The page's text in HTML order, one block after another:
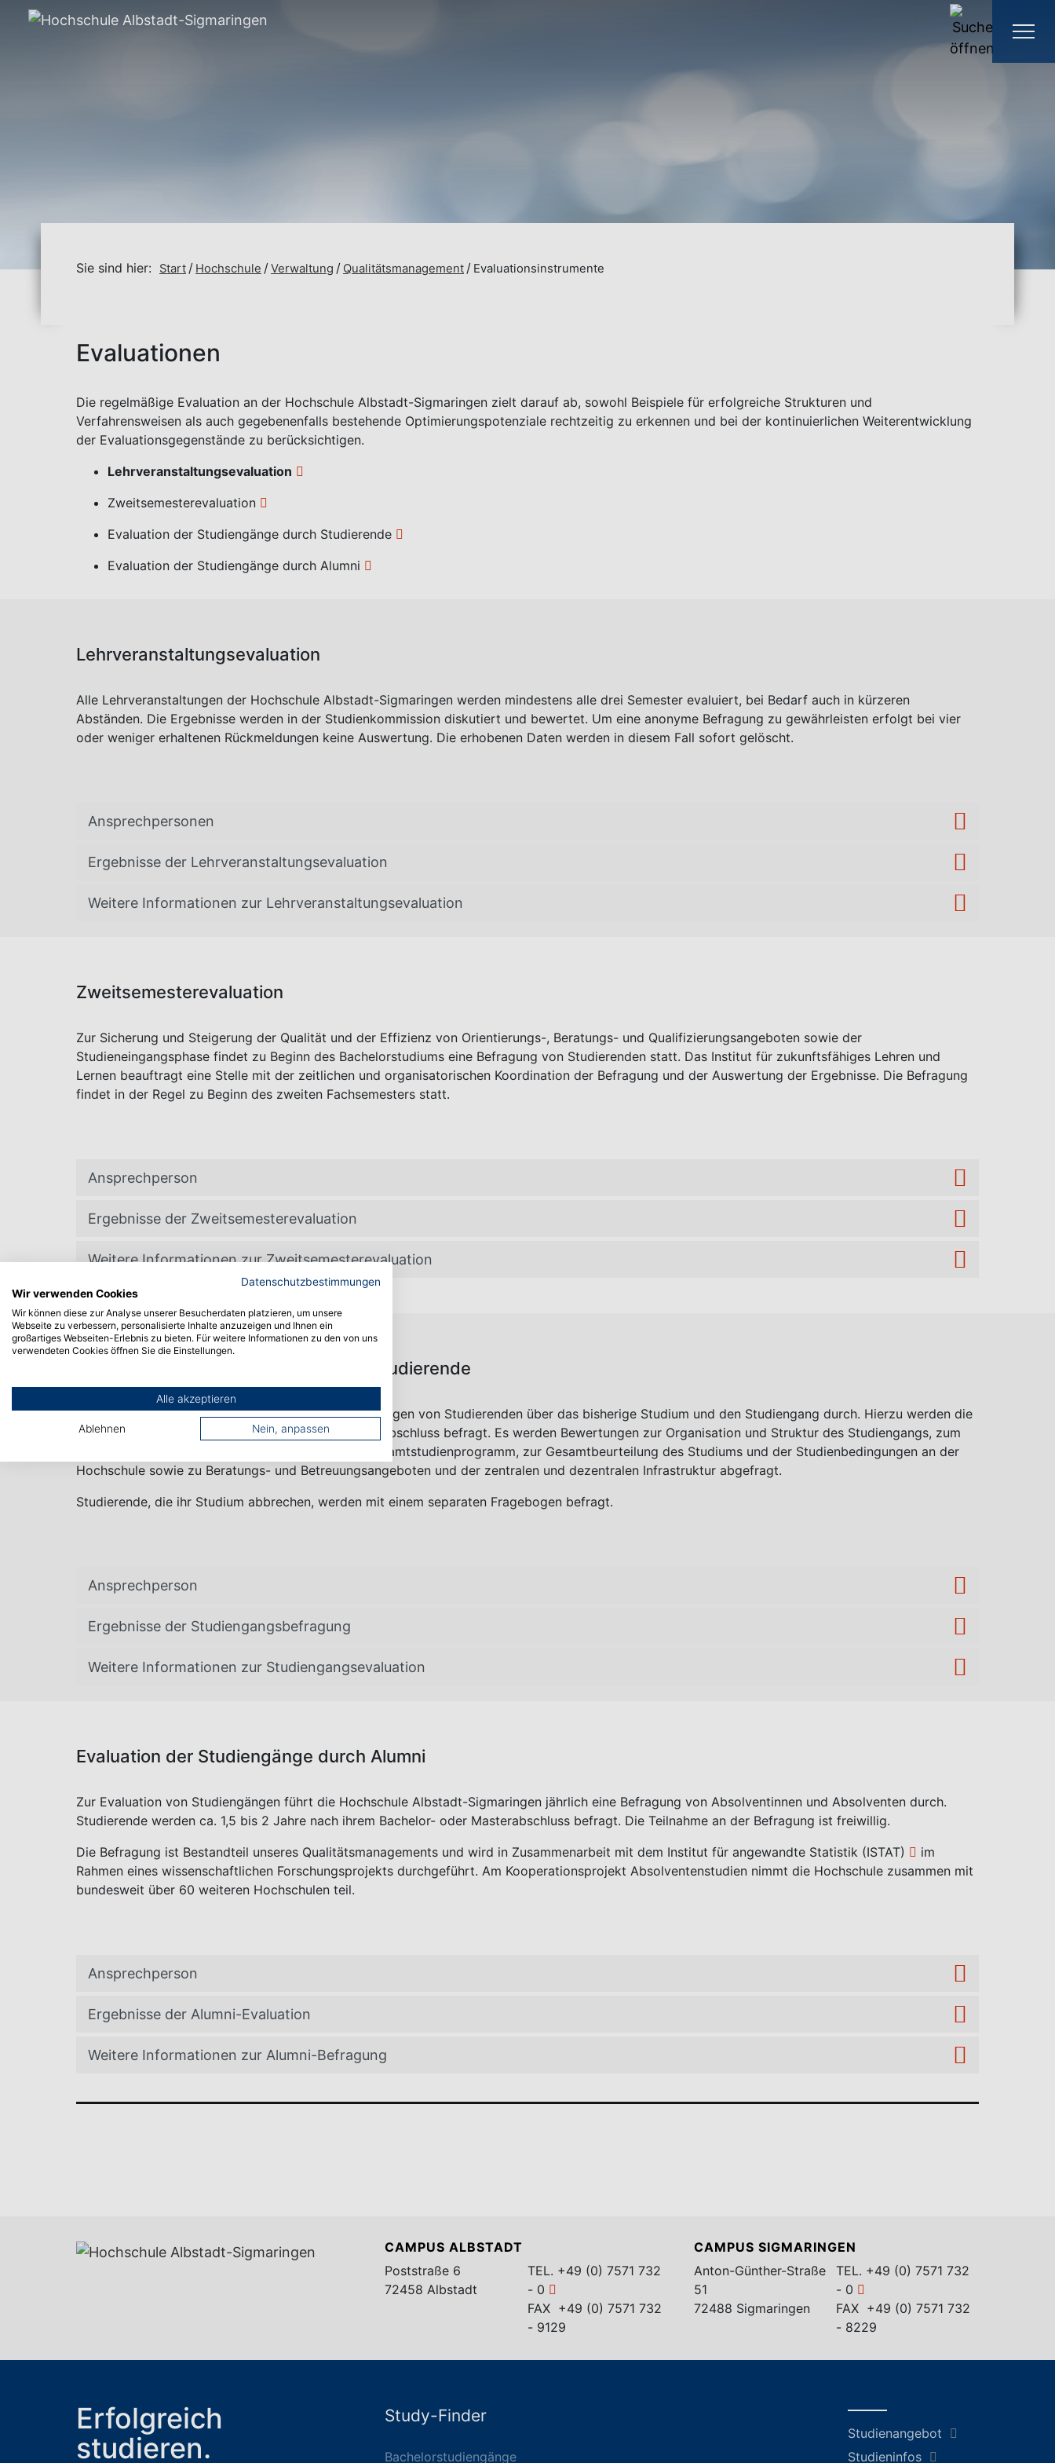
Sie sind hier: Start Hochschule Verwaltung Qualitätsmanagement Evaluationsinstrumente
Evaluationen
Die regelmäßige Evaluation an der Hochschule Albstadt-Sigmaringen zielt darauf ab, sowohl Beispiele für erfolgreiche Strukturen und
Verfahrensweisen als auch gegebenenfalls bestehende Optimierungspotenziale rechtzeitig zu erkennen und bei der kontinuierlichen Weiterentwicklung
der Evaluationsgegenstände zu berücksichtigen.
Lehrveranstaltungsevaluation
Zweitsemesterevaluation
Evaluation der Studiengänge durch Studierende
Evaluation der Studiengänge durch Alumni
Lehrveranstaltungsevaluation
Alle Lehrveranstaltungen der Hochschule Albstadt-Sigmaringen werden mindestens alle drei Semester evaluiert, bei Bedarf auch in kürzeren
Abständen. Die Ergebnisse werden in der Studienkommission diskutiert und bewertet. Um eine anonyme Befragung zu gewährleisten erfolgt bei vier
oder weniger erhaltenen Rückmeldungen keine Auswertung. Die erhobenen Daten werden in diesem Fall sofort gelöscht.
Ansprechpersonen
Ergebnisse der Lehrveranstaltungsevaluation
Weitere Informationen zur Lehrveranstaltungsevaluation
Zweitsemesterevaluation
Zur Sicherung und Steigerung der Qualität und der Effizienz von Orientierungs-, Beratungs- und Qualifizierungsangeboten sowie der
Studieneingangsphase findet zu Beginn des Bachelorstudiums eine Befragung von Studierenden statt. Das Institut für zukunftsfähiges Lehren und
Lernen beauftragt eine Stelle mit der zeitlichen und organisatorischen Koordination der Befragung und der Auswertung der Ergebnisse. Die Befragung
findet in der Regel zu Beginn des zweiten Fachsemesters statt.
Ansprechperson
Ergebnisse der Zweitsemesterevaluation
Weitere Informationen zur Zweitsemesterevaluation
Evaluation der Studiengänge durch Studierende
Die Hochschule Albstadt-Sigmaringen führt Befragungen von Studierenden über das bisherige Studium und den Studiengang durch. Hierzu werden die
Studierenden kurz vor ihrem Bachelor- oder Masterabschluss befragt. Es werden Bewertungen zur Organisation und Struktur des Studiengangs, zum
Aufbau der Module und deren Integration in das Gesamtstudienprogramm, zur Gesamtbeurteilung des Studiums und der Studienbedingungen an der
Hochschule sowie zu Beratungs- und Betreuungsangeboten und der zentralen und dezentralen Infrastruktur abgefragt.
Studierende, die ihr Studium abbrechen, werden mit einem separaten Fragebogen befragt.
Ansprechperson
Ergebnisse der Studiengangsbefragung
Weitere Informationen zur Studiengangsevaluation
Evaluation der Studiengänge durch Alumni
Zur Evaluation von Studiengängen führt die Hochschule Albstadt-Sigmaringen jährlich eine Befragung von Absolventinnen und Absolventen durch.
Studierende werden ca. 1,5 bis 2 Jahre nach ihrem Bachelor- oder Masterabschluss befragt. Die Teilnahme an der Befragung ist freiwillig.
Die Befragung ist Bestandteil unseres Qualitätsmanagements und wird in Zusammenarbeit mit dem Institut für angewandte Statistik (ISTAT)
im
Rahmen eines wissenschaftlichen Forschungsprojekts durchgeführt. Am Kooperationsprojekt Absolventenstudien nimmt die Hochschule zusammen mit
bundesweit über 60 weiteren Hochschulen teil.
Ansprechperson
Ergebnisse der Alumni-Evaluation
Weitere Informationen zur Alumni-Befragung
CAMPUS ALBSTADT
Poststraße 6
72458 Albstadt
TEL. +49 (0) 7571 732
- 0
FAX +49 (0) 7571 732
- 9129
CAMPUS SIGMARINGEN
Anton-Günther-Straße
51
72488 Sigmaringen
TEL. +49 (0) 7571 732
- 0
FAX +49 (0) 7571 732
- 8229
Erfolgreich
studieren.
Study-Finder
Bachelorstudiengänge
Studienangebot
Studieninfos
Datenschutzbestimmungen
Wir verwenden Cookies
Wir können diese zur Analyse unserer Besucherdaten platzieren, um unsere
Webseite zu verbessern, personalisierte Inhalte anzuzeigen und Ihnen ein
großartiges Webseiten-Erlebnis zu bieten. Für weitere Informationen zu den von uns
verwendeten Cookies öffnen Sie die Einstellungen.
Alle akzeptieren
Ablehnen Nein, anpassen